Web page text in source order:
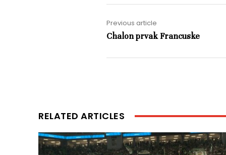
Previous article
Chalon prvak Francuske
RELATED ARTICLES